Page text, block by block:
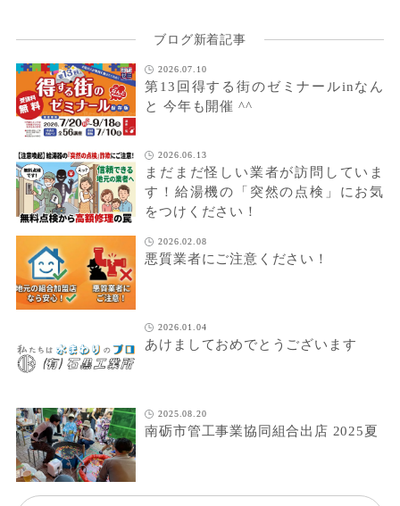
ブログ新着記事
2026.07.10
第13回得する街のゼミナールinなん
と 今年も開催 ^^
2026.06.13
まだまだ怪しい業者が訪問していま
す！給湯機の「突然の点検」にお気
をつけください！
2026.02.08
悪質業者にご注意ください！
2026.01.04
あけましておめでとうございます
2025.08.20
南砺市管工事業協同組合出店 2025夏